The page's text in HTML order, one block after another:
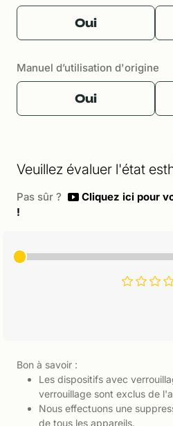
Oui
Manuel d’utilisation d'origine
Oui
Veuillez évaluer l'état
Pas sûr ?
Cliquez ici pour
!
Bon à savoir :
Les dispositifs avec
verrouillage sont exclus de
Nous effectuons une
de tous les appareils.